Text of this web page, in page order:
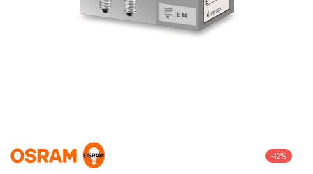
-12%